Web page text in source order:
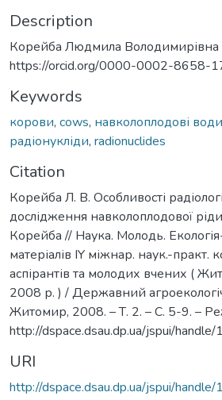
Description
Корейба Людмила Володимирівна
https://orcid.org/0000-0002-8658-
Keywords
корови, cows, навколоплодові води
радіонукліди, radionuclides
Citation
Корейба Л. В. Особливості
дослідження навколоплодової
Корейба // Наука. Молодь.
матеріалів ІY міжнар. наук.-практ.
аспірантів та молодих вчених (
2008 р. ) / Державний
Житомир, 2008. – Т. 2. – С. 5-9. –
http://dspace.dsau.dp.ua/jspui/
URI
http://dspace.dsau.dp.ua/jspui/